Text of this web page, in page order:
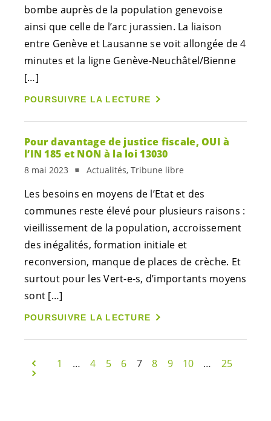
bombe auprès de la population genevoise
ainsi que celle de l’arc jurassien. La liaison
entre Genève et Lausanne se voit allongée de 4
minutes et la ligne Genève-Neuchâtel/Bienne
[…]
POURSUIVRE LA LECTURE
Pour davantage de justice fiscale, OUI à
l’IN 185 et NON à la loi 13030
8 mai 2023 Actualités, Tribune libre
Les besoins en moyens de l’Etat et des
communes reste élevé pour plusieurs raisons :
vieillissement de la population, accroissement
des inégalités, formation initiale et
reconversion, manque de places de crèche. Et
surtout pour lesVert-e-s, d’importants moyens
sont […]
POURSUIVRE LA LECTURE
1 … 4 5 6 7 8 9 10 … 25